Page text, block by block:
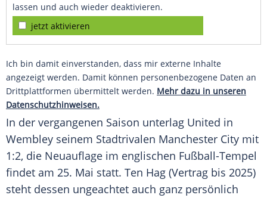
lassen und auch wieder deaktivieren.
jetzt aktivieren
Ich bin damit einverstanden, dass mir externe Inhalte
angezeigt werden. Damit können personenbezogene Daten an
Drittplattformen übermittelt werden. Mehr dazu in unseren
Datenschutzhinweisen.
In der vergangenen Saison unterlag United in
Wembley seinem Stadtrivalen Manchester City mit
1:2, die Neuauflage im englischen Fußball-Tempel
findet am 25. Mai statt. Ten Hag (Vertrag bis 2025)
steht dessen ungeachtet auch ganz persönlich